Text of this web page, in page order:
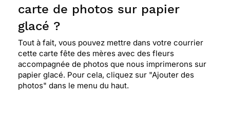
carte de photos sur papier
glacé ?
Tout à fait, vous pouvez mettre dans votre courrier
cette carte fête des mères avec des fleurs
accompagnée de photos que nous imprimerons sur
papier glacé. Pour cela, cliquez sur "Ajouter des
photos" dans le menu du haut.